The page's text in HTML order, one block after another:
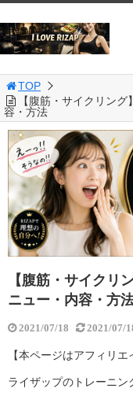
TOP
【腹筋・サイクリン
容・方法
【腹筋・サイクリ
ニュー・内容・方
2021/07/18 2021/07/
【本ページはアフィリ
ライザップのトレーニン